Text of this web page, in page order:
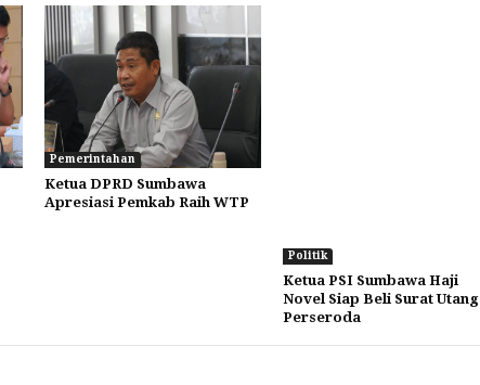
Pemerintahan
Ketua DPRD Sumbawa
Apresiasi Pemkab Raih WTP
Politik
Ketua PSI Sumbawa Haji
Novel Siap Beli Surat Utang
Perseroda